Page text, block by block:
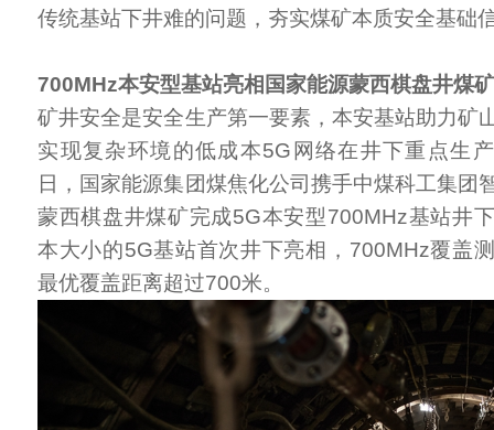
传统基站下井难的问题，夯实煤矿本质安全基础
700MHz本安型基站亮相国家能源蒙西棋盘井煤
矿井安全是安全生产第一要素，本安基站助力矿
实现复杂环境的低成本5G网络在井下重点生
日，国家能源集团煤焦化公司携手中煤科工集团
蒙西棋盘井煤矿完成5G本安型700MHz基站井
本大小的5G基站首次井下亮相，700MHz覆盖
最优覆盖距离超过700米。